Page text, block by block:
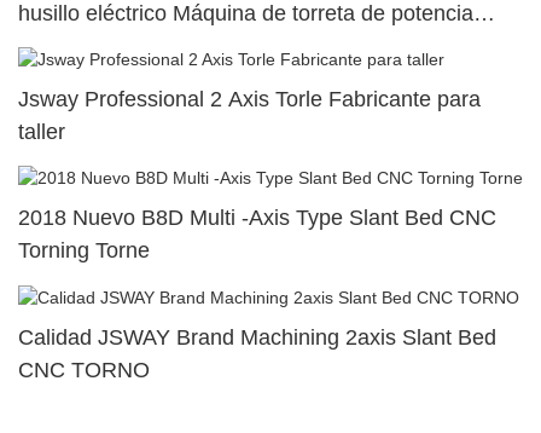
husillo eléctrico Máquina de torreta de potencia
superior dual23
Jsway Professional 2 Axis Torle Fabricante para
taller
2018 Nuevo B8D Multi -Axis Type Slant Bed CNC
Torning Torne
Calidad JSWAY Brand Machining 2axis Slant Bed
CNC TORNO